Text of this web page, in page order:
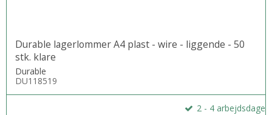
Durable lagerlommer A4 plast - wire - liggende - 50
stk. klare
Durable
DU118519
2 - 4 arbejdsdage